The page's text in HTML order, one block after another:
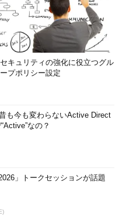
セキュリティの強化に役立つグル
ープポリシー設定
も今も変わらないActive Direct
なの？
」トークセッションが話題